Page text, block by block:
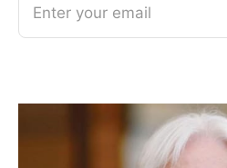
Enter your email